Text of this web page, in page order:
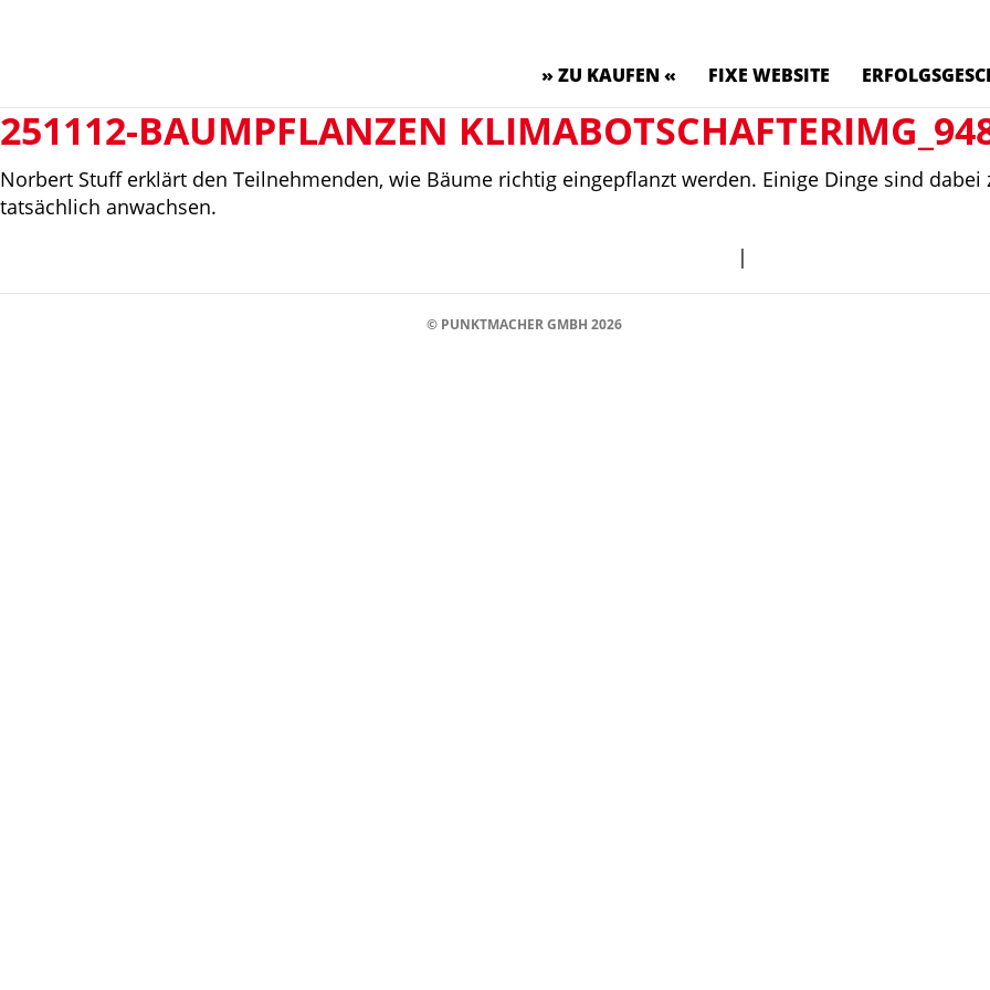
» ZU KAUFEN « FIXE WEBSITE
251112-BAUMPFLANZEN
Norbert Stuff erklärt den Teilnehmenden, wie Bäume richtig eingepflanzt werden. Einige Dinge sind
tatsächlich anwachsen.
|
© PUNKTMACHER GMBH 2026